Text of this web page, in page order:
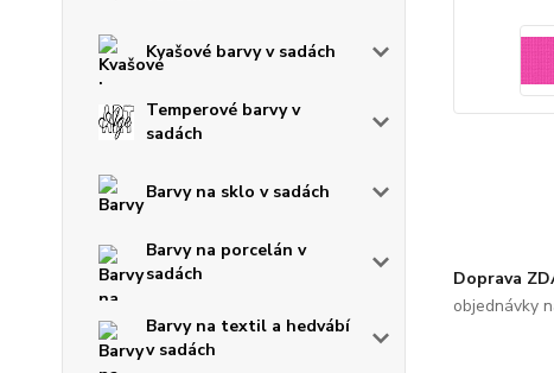
Kvašové barvy v sadách
Temperové barvy v
sadách
Barvy na sklo v sadách
Barvy na porcelán v
sadách
Barvy na textil a hedvábí
v sadách
Doprava
objednávky